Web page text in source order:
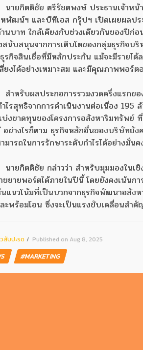
นายกิตติชัย ตรีรัชตพงษ์ ประธานเจ้า
พัฒน์ฯ และบีทีเอส กรุ๊ปฯ เปิดเผยผลป
นบาท ใกล้เคียงกับช่วงเดียวกันของปีก่
สนับสนุนจากการเติบโตของกลุ่มธุรกิจ
กิจสินเชื่อที่มีหลักประกัน แม้จะมีรายไ
ยงได้อย่างเหมาะสม และมีคุณภาพพอร์ต
สำหรับผลประกอการรวมงวดครึ่งแรก
ไรสุทธิจากการดำเนินงานต่อเนื่อง
งขาดทุนของโครงการอสังหาริมทรัพย์
อย่างไรก็ตาม ธุรกิจหลักอื่นของบริษัทยั
มารถในการรักษาระดับกำไรได้อย่างมั่
นายกิตติชัย กล่าวว่า สำหรับมุมมองในเ
ยายพอร์ตได้ภายในปีนี้ โดยยังคงเน้น
แนวโน้มที่เป็นบวกจากธุรกิจพัฒนาอสังห
ะพร้อมโอน ซึ่งจะเป็นแรงขับเคลื่อนสำคั
สับปะรด Published on Aug 8, 2025
#MARKETING